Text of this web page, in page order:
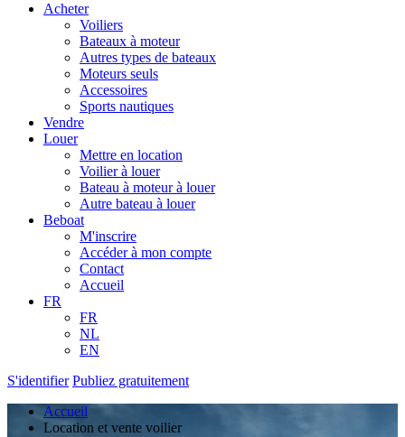
Acheter
Voiliers
Bateaux à moteur
Autres types de bateaux
Moteurs seuls
Accessoires
Sports nautiques
Vendre
Louer
Mettre en location
Voilier à louer
Bateau à moteur à louer
Autre bateau à louer
Beboat
M'inscrire
Accéder à mon compte
Contact
Accueil
FR
FR
NL
EN
S'identifier Publiez gratuitement
Accueil
Location et vente voilier